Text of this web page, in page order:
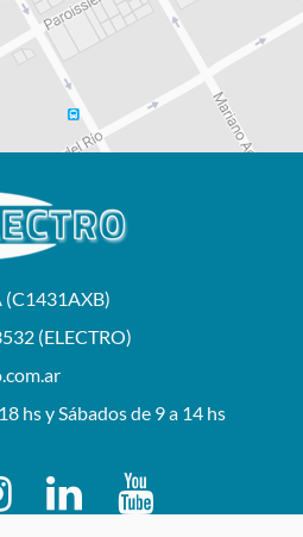
(C1431AXB)
(ELECTRO)
hs y Sábados de 9 a 14 hs